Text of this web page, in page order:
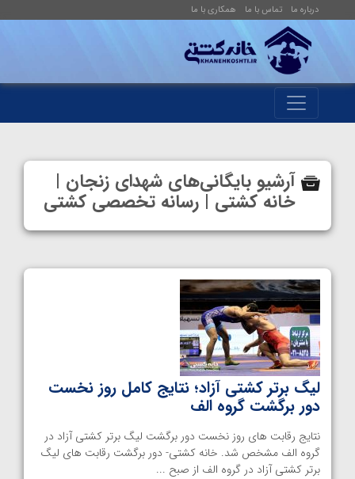
درباره ما تماس با ما همکاری با ما
آرشیو بایگانی‌های شهدای زنجان |
خانه کشتی | رسانه تخصصی کشتی
لیگ برتر کشتی آزاد؛ نتایج کامل روز نخست
دور برگشت گروه الف
نتایج رقابت های روز نخست دور برگشت لیگ برتر کشتی آزاد در
گروه الف مشخص شد. خانه کشتی- دور برگشت رقابت های لیگ
برتر کشتی آزاد در گروه الف از صبح ...